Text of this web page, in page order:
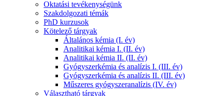
Oktatási tevékenységünk
Szakdolgozati témák
PhD kurzusok
Kötelező tárgyak
Általános kémia (I. év)
Analitikai kémia I. (II. év)
Analitikai kémia II. (II. év)
Gyógyszerkémia és analízis I. (III. év)
Gyógyszerkémia és analízis II. (III. év)
Műszeres gyógyszeranalízis (IV. év)
Választható tárgyak